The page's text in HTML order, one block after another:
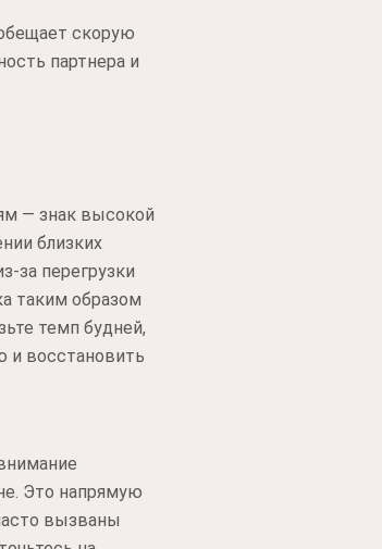
скорую
партнера и
— знак высокой
близких
за перегрузки
таким образом
темп будней,
и восстановить
Это напрямую
вызваны